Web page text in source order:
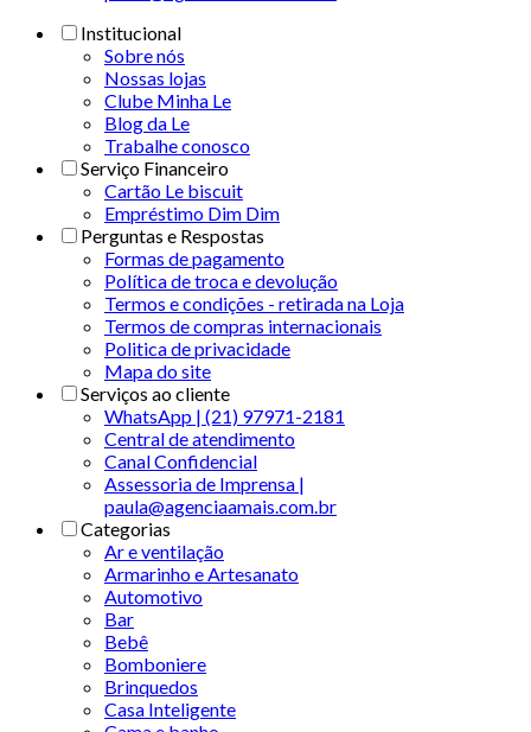
Institucional
Sobre nós
Nossas lojas
Clube Minha Le
Blog da Le
Trabalhe conosco
Serviço Financeiro
Cartão Le biscuit
Empréstimo Dim Dim
Perguntas e Respostas
Formas de pagamento
Política de troca e devolução
Termos e condições - retirada na Loja
Termos de compras internacionais
Politica de privacidade
Mapa do site
Serviços ao cliente
WhatsApp | (21) 97971-2181
Central de atendimento
Canal Confidencial
Assessoria de Imprensa |
paula@agenciaamais.com.br
Categorias
Ar e ventilação
Armarinho e Artesanato
Automotivo
Bar
Bebê
Bomboniere
Brinquedos
Casa Inteligente